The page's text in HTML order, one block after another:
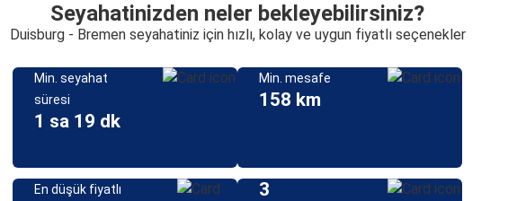
Seyahatinizden neler bekleyebilirsiniz?
Duisburg - Bremen seyahatiniz için hızlı, kolay ve uygun fiyatlı seçenekler
Min. seyahat
süresi
1 sa 19 dk
Min. mesafe
158 km
En düşük fiyatlı
3